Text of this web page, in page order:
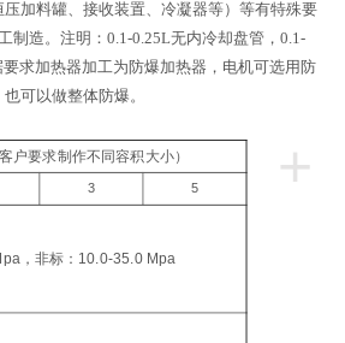
加料罐、接收装置、冷凝器等）等有特殊要
制造。注明：0.1-0.25L无内冷却盘管，0.1-
求加热器加工为防爆加热器，电机可选用防
可以做整体防爆。
+
户要求制作不同容积大小）
3 5
，非标：10.0-35.0 Mpa